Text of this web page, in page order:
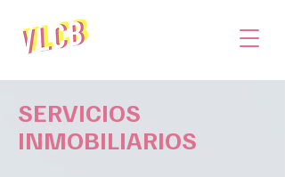
SERVICIOS
INMOBILIARIOS